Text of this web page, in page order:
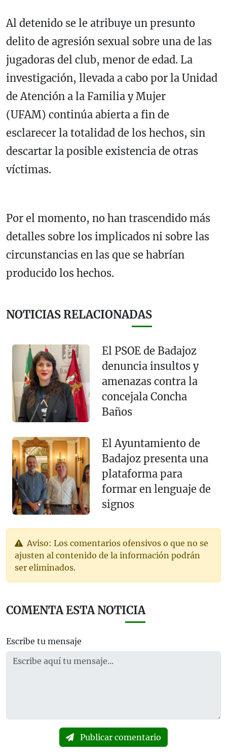
Al detenido se le atribuye un presunto
delito de agresión sexual sobre una de las
jugadoras del club, menor de edad. La
investigación, llevada a cabo por la Unidad
de Atención a la Familia y Mujer
(UFAM) continúa abierta a fin de
esclarecer la totalidad de los hechos, sin
descartar la posible existencia de otras
víctimas.
Por el momento, no han trascendido más
detalles sobre los implicados ni sobre las
circunstancias en las que se habrían
producido los hechos.
NOTICIAS RELACIONADAS
El PSOE de Badajoz
denuncia insultos y
amenazas contra la
concejala Concha
Baños
El Ayuntamiento de
Badajoz presenta una
plataforma para
formar en lenguaje de
signos
Aviso: Los comentarios ofensivos o que no se
ajusten al contenido de la información podrán
ser eliminados.
COMENTA ESTA NOTICIA
Escribe tu mensaje
Publicar comentario